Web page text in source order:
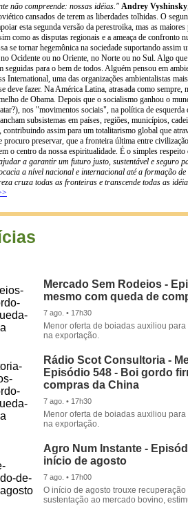
não compreende: nossas idéias." Andrey Vyshinsky
cansados de terem as liberdades tolhidas. O
esta segunda versão da perestroika, mas as
as disputas regionais e a ameaça de
tornar hegemônica na sociedade suportando
Ocidente ou no Oriente, no Norte ou no Sul. Algo
para o bem de todos. Alguém pensou em
uma das organizações ambientalistas
fazer. Na América Latina, atrasada como
de Obama. Depois que o socialismo ganhou o
nos "movimentos sociais", na política de
subsistemas em países, regiões, municípios,
assim para um totalitarismo global que
preservar, que a fronteira última entre
o centro da nossa espiritualidade. É o simples
a garantir um futuro justo, sustentável e seguro
a nível nacional e internacional até a formação
cruza todas as fronteiras e transcende todas as
Mercado Sem Rodeios -
mesmo com queda de
7 ago. • 17h30
Menor oferta de boiadas auxiliou
na exportação.
Rádio Scot Consultoria -
Episódio 548 - Boi gordo
compras da China
7 ago. • 17h30
Menor oferta de boiadas auxiliou
na exportação.
Agro Num Instante -
início de agosto
7 ago. • 17h00
O início de agosto trouxe
sustentação ao mercado bovino,